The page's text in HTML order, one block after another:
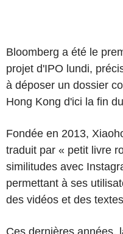
Bloomberg a été le
projet d'IPO lundi,
à déposer un dossier
Hong Kong d'ici la fin
Fondée en 2013,
traduit par « petit livre
similitudes avec
permettant à ses
des vidéos et des
Ces dernières années,